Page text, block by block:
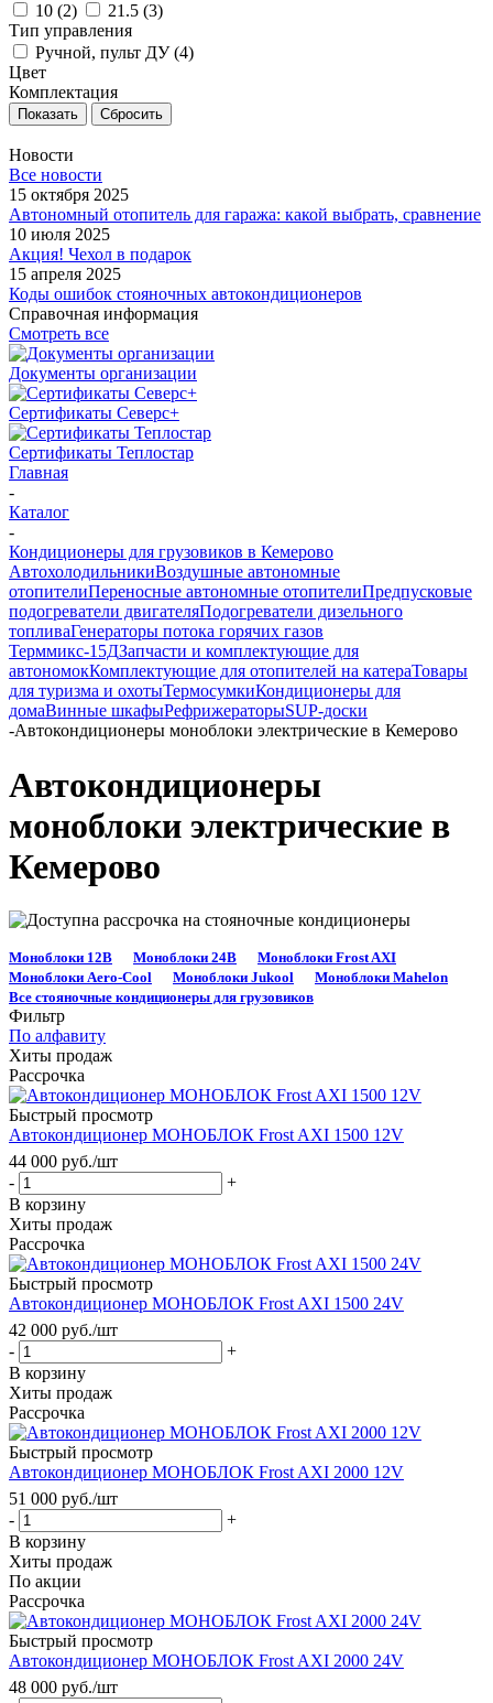
10 (2) 21.5 (3)
Тип управления
Ручной, пульт ДУ (4)
Цвет
Комплектация
Сбросить
Новости
Все новости
15 октября 2025
Автономный отопитель для гаража: какой выбрать, сравнение
10 июля 2025
Акция! Чехол в подарок
15 апреля 2025
Коды ошибок стояночных автокондиционеров
Справочная информация
Смотреть все
Документы организации
Сертификаты Северс+
Сертификаты Теплостар
Главная
-
Каталог
-
Кондиционеры для грузовиков в Кемерово
АвтохолодильникиВоздушные автономные
отопителиПереносные автономные отопителиПредпусковые
подогреватели двигателяПодогреватели дизельного
топливаГенераторы потока горячих газов
Терммикс-15ДЗапчасти и комплектующие для
автономокКомплектующие для отопителей на катераТовары
для туризма и охотыТермосумкиКондиционеры для
домаВинные шкафыРефрижераторыSUP-доски
-Автокондиционеры моноблоки электрические в Кемерово
Автокондиционеры
моноблоки электрические в
Кемерово
Моноблоки 12В Моноблоки 24В
Моноблоки Frost AXI
Моноблоки Aero‑Cool
Моноблоки Jukool
Моноблоки Mahelon
Все стояночные кондиционеры для грузовиков
Фильтр
По алфавиту
Хиты продаж
Рассрочка
Быстрый просмотр
Автокондиционер МОНОБЛОК Frost AXI 1500 12V
44 000 руб./шт
-
+
В корзину
Хиты продаж
Рассрочка
Быстрый просмотр
Автокондиционер МОНОБЛОК Frost AXI 1500 24V
42 000 руб./шт
-
+
В корзину
Хиты продаж
Рассрочка
Быстрый просмотр
Автокондиционер МОНОБЛОК Frost AXI 2000 12V
51 000 руб./шт
-
+
В корзину
Хиты продаж
По акции
Рассрочка
Быстрый просмотр
Автокондиционер МОНОБЛОК Frost AXI 2000 24V
48 000 руб./шт